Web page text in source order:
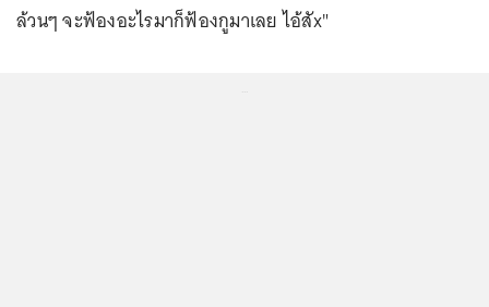
ล้วนๆ จะฟ้องอะไรมาก็ฟ้องกูมาเลย ไอ้สัx"